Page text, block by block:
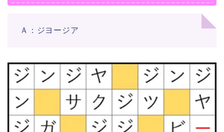
Ａ：ジヨージア